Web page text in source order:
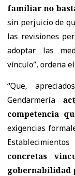
familiar no
sin perjuicio de
las revisiones
adoptar las
vínculo”, ordena
“Que,
Gendarmería
competencia
exigencias
concretas
gobernabilidad